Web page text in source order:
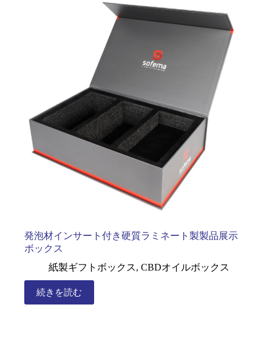
発泡材インサート付き硬質ラミネート製製品展示
ボックス
紙製ギフトボックス, CBDオイルボックス
続きを読む